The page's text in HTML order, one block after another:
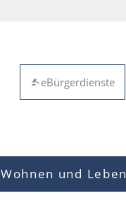
eBürgerdienste
Wohnen und Leben